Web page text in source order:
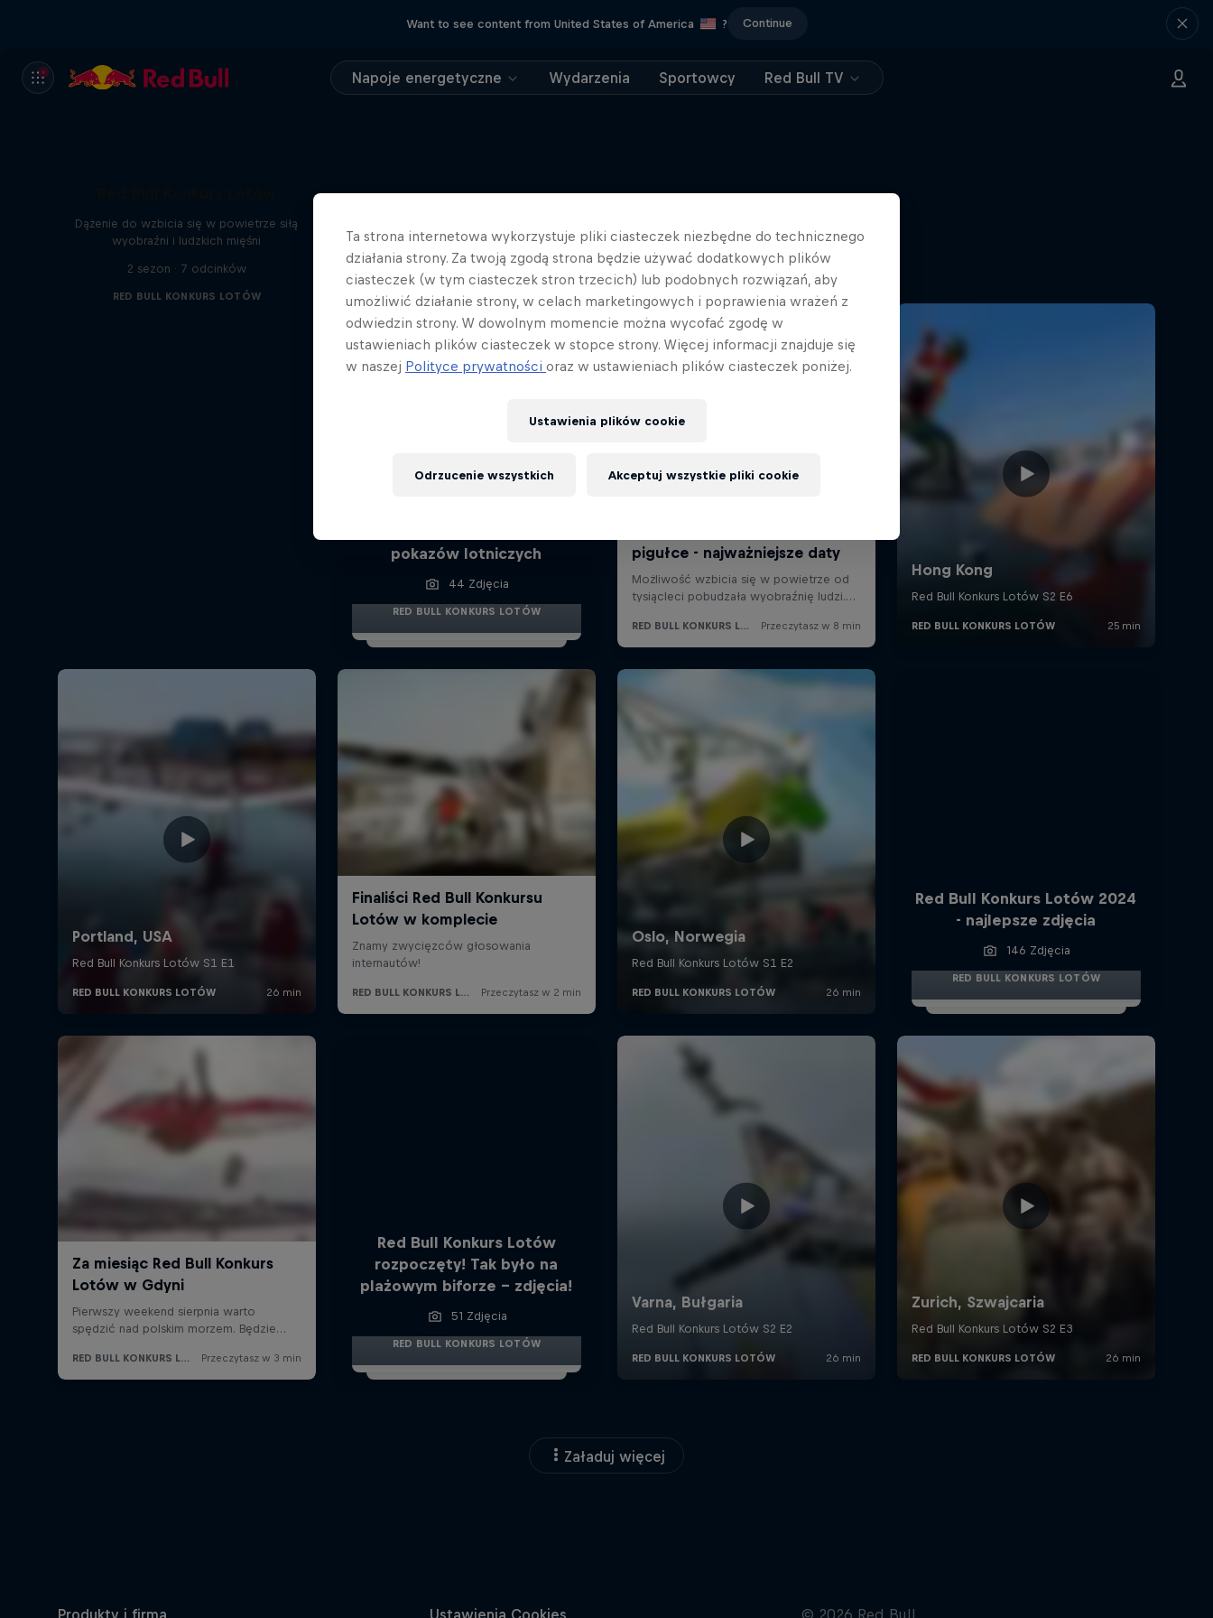
Want to see content from United States of America ? Continue
Napoje energetyczne Wydarzenia Sportowcy Red Bull TV
Więcej podobnych
Dążenie do wzbicia się w powietrze siłą
wyobraźni i ludzkich mięśni
2 sezon · 7 odcinków
RED BULL KONKURS LOTÓW
pokazów lotniczych
44 Zdjęcia
RED BULL KONKURS LOTÓW
Red Bull Konkurs Lotów 2024
- najlepsze zdjęcia
146 Zdjęcia
RED BULL KONKURS LOTÓW
Red Bull Konkurs Lotów
rozpoczęty! Tak było na
plażowym biforze - zdjęcia!
51 Zdjęcia
RED BULL KONKURS LOTÓW
Załaduj więcej
Ta strona internetowa wykorzystuje pliki ciasteczek niezbędne do technicznego
działania strony. Za twoją zgodą strona będzie używać dodatkowych plików
ciasteczek (w tym ciasteczek stron trzecich) lub podobnych rozwiązań, aby
umożliwić działanie strony, w celach marketingowych i poprawienia wrażeń z
odwiedzin strony. W dowolnym momencie można wycofać zgodę w
ustawieniach plików ciasteczek w stopce strony. Więcej informacji znajduje się
w naszej Polityce prywatności oraz w ustawieniach plików ciasteczek poniżej.
Ustawienia plików cookie
Odrzucenie wszystkich Akceptuj wszystkie pliki cookie